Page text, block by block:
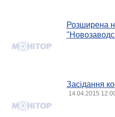
Розширена
Засідання
14.04.2015